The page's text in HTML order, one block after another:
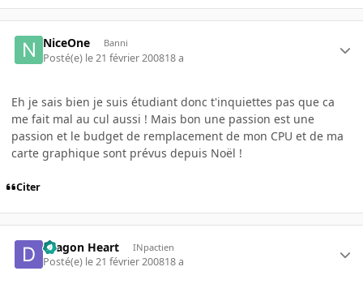
NiceOne Banni
Posté(e) le 21 février 200818 a
Eh je sais bien je suis étudiant donc t'inquiettes pas que ca
me fait mal au cul aussi ! Mais bon une passion est une
passion et le budget de remplacement de mon CPU et de ma
carte graphique sont prévus depuis Noël !
Citer
Dragon Heart INpactien
Posté(e) le 21 février 200818 a